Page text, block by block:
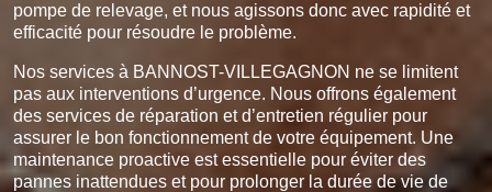
pompe de relevage, et nous agissons donc avec rapidité et
efficacité pour résoudre le problème.
Nos services à BANNOST-VILLEGAGNON ne se limitent
pas aux interventions d’urgence. Nous offrons également
des services de réparation et d’entretien régulier pour
assurer le bon fonctionnement de votre équipement. Une
maintenance proactive est essentielle pour éviter des
pannes inattendues et pour prolonger la durée de vie de